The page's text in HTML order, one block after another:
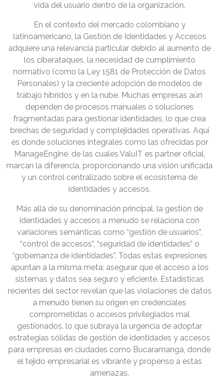
vida del usuario dentro de la organización.
En el contexto del mercado colombiano y
latinoamericano, la Gestión de Identidades y Accesos
adquiere una relevancia particular debido al aumento de
los ciberataques, la necesidad de cumplimiento
normativo (como la Ley 1581 de Protección de Datos
Personales) y la creciente adopción de modelos de
trabajo híbridos y en la nube. Muchas empresas aún
dependen de procesos manuales o soluciones
fragmentadas para gestionar identidades, lo que crea
brechas de seguridad y complejidades operativas. Aquí
es donde soluciones integrales como las ofrecidas por
ManageEngine, de las cuales ValuIT es partner oficial,
marcan la diferencia, proporcionando una visión unificada
y un control centralizado sobre el ecosistema de
identidades y accesos.
Más allá de su denominación principal, la gestión de
identidades y accesos a menudo se relaciona con
variaciones semánticas como “gestión de usuarios”,
“control de accesos”, “seguridad de identidades” o
“gobernanza de identidades”. Todas estas expresiones
apuntan a la misma meta: asegurar que el acceso a los
sistemas y datos sea seguro y eficiente. Estadísticas
recientes del sector revelan que las violaciones de datos
a menudo tienen su origen en credenciales
comprometidas o accesos privilegiados mal
gestionados, lo que subraya la urgencia de adoptar
estrategias sólidas de gestión de identidades y accesos
para empresas en ciudades como Bucaramanga, donde
el tejido empresarial es vibrante y propenso a estas
amenazas.